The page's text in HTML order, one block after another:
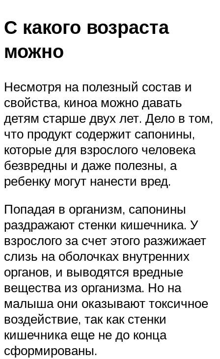
С какого возраста
можно
Несмотря на полезный состав и
свойства, киноа можно давать
детям старше двух лет. Дело в том,
что продукт содержит сапонины,
которые для взрослого человека
безвредны и даже полезны, а
ребенку могут нанести вред.
Попадая в организм, сапонины
раздражают стенки кишечника. У
взрослого за счет этого разжижает
слизь на оболочках внутренних
органов, и выводятся вредные
вещества из организма. Но на
малыша они оказывают токсичное
воздействие, так как стенки
кишечника еще не до конца
сформированы.